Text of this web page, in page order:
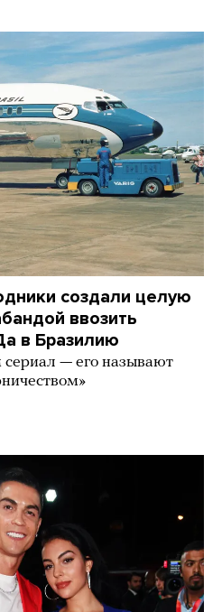
создали целую
ввозить
в Бразилию
— его называют